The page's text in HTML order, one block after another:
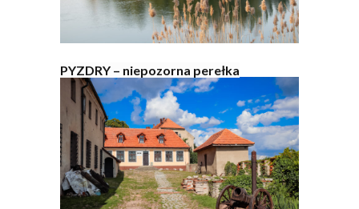
PYZDRY – niepozorna perełka